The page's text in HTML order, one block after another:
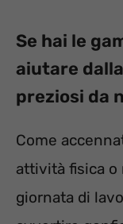
Se hai le
aiutare
preziosi da
Come
attività fisica o
giornata di